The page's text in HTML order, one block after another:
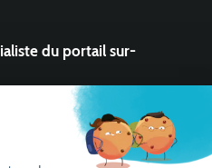
du portail sur-
portail de votre entreprise ?
un service et des outils qui